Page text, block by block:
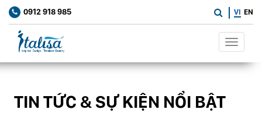
0912 918 985 VI EN
Toggle
TIN TỨC & SỰ KIỆN NỔI BẬT